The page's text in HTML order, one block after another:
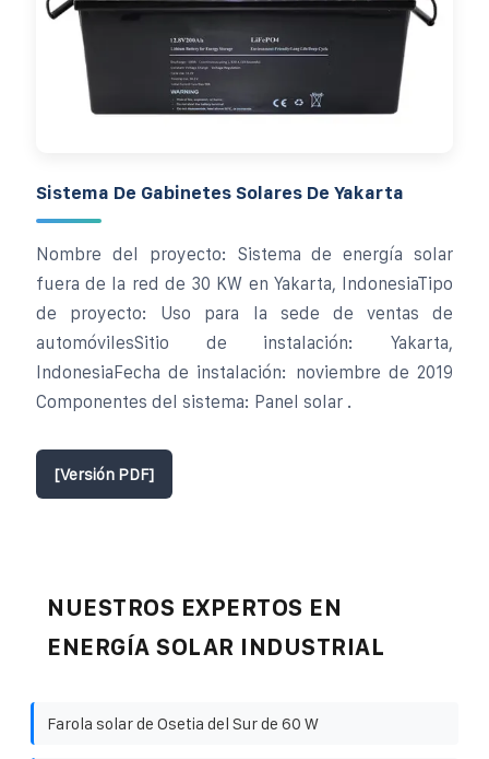
Sistema De Gabinetes Solares De Yakarta
Nombre del proyecto: Sistema de energía solar
fuera de la red de 30 KW en Yakarta, IndonesiaTipo
de proyecto: Uso para la sede de ventas de
automóvilesSitio de instalación: Yakarta,
IndonesiaFecha de instalación: noviembre de 2019
Componentes del sistema: Panel solar .
[Versión PDF]
NUESTROS EXPERTOS EN
ENERGÍA SOLAR INDUSTRIAL
Farola solar de Osetia del Sur de 60 W